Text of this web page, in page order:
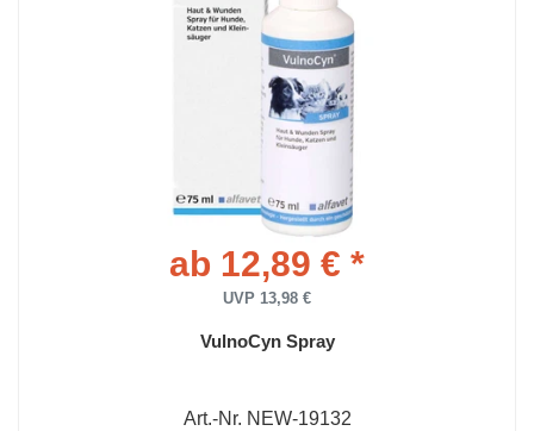
ab 12,89 € *
UVP 13,98 €
VulnoCyn Spray
Art.-Nr. NEW-19132